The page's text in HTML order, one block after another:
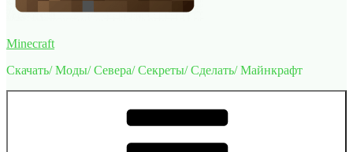
Minecraft
Скачать/ Моды/ Севера/ Секреты/ Сделать/ Майнкрафт